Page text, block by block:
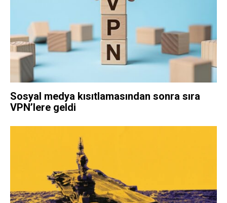
Sosyal medya kısıtlamasından sonra sıra
VPN’lere geldi